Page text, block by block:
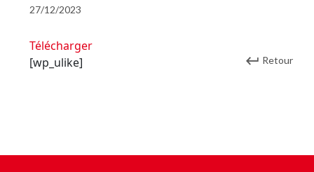
27/12/2023
Télécharger
[wp_ulike]
Retour